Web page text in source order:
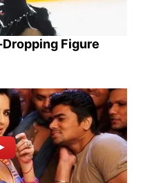
Figure